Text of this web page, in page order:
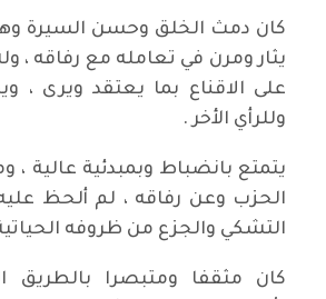
كان دمث الخلق وحسن السيرة
يثار ومرن في تعامله مع رفاقه ،
على الاقناع بما يعتقد ويرى ،
وللرأي الأخر .
يتمتع بانضباط وبمبدئية عالية ،
الحزب وعن رفاقه ، لم ألحظ عليه
التشكي والجزع من ظروفه
كان مثقفا ومتبصرا بالطريق